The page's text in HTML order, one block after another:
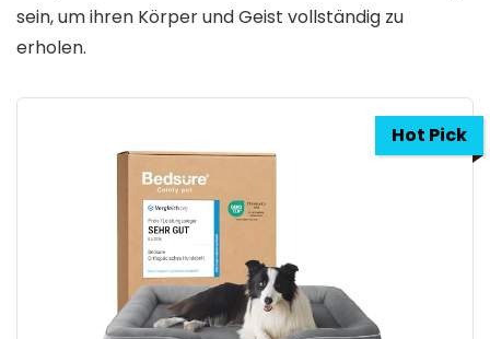
sein, um ihren Körper und Geist vollständig zu
erholen.
Hot Pick